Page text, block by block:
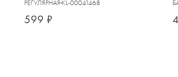
РЕГУЛЯРНАЯ KL-00041468
599 ₽